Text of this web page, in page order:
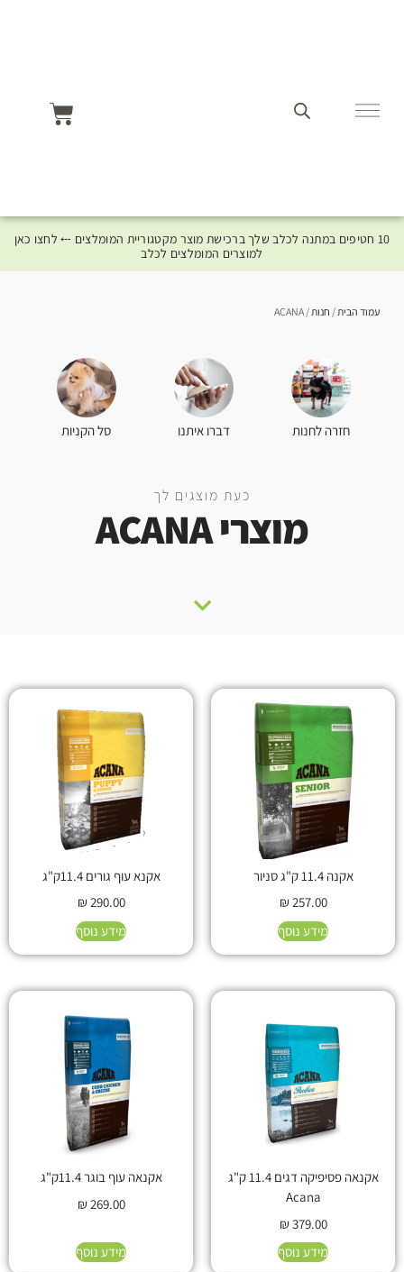
10 חטיפים במתנה לכלב שלך ברכישת מוצר מקטגוריית המומלצים ⤎ לחצו כאן
למוצרים המומלצים לכלב
עמוד הבית/ חנות/ ACANA
חזרה לחנות דברו איתנו סל הקניות
כעת מוצגים לך
מוצרי ACANA
אקנה 11.4 ק"ג סניור
₪257.00
מידע נוסף
אקנא עוף גורים 11.4ק"ג
₪290.00
מידע נוסף
אקנאה פסיפיקה דגים 11.4 ק"ג
Acana
₪379.00
מידע נוסף
אקנאה עוף בוגר 11.4ק"ג
₪269.00
מידע נוסף